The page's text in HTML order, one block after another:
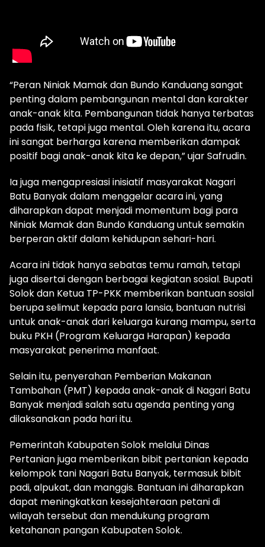
“Peran Niniak Mamak dan Bundo Kanduang sangat
penting dalam pembangunan mental dan karakter
anak-anak kita. Pembangunan tidak hanya terbatas
pada fisik, tetapi juga mental. Oleh karena itu, acara
ini sangat berharga karena memberikan dampak
positif bagi anak-anak kita ke depan,” ujar Safrudin.
Ia juga mengapresiasi inisiatif masyarakat Nagari
Batu Banyak dalam menggelar acara ini, yang
diharapkan dapat menjadi momentum bagi para
Niniak Mamak dan Bundo Kanduang untuk semakin
berperan aktif dalam kehidupan sehari-hari.
Acara ini tidak hanya sebatas temu ramah, tetapi
juga disertai dengan berbagai kegiatan sosial. Bupati
Solok dan Ketua TP-PKK memberikan bantuan sosial
berupa selimut kepada para lansia, bantuan nutrisi
untuk anak-anak dari keluarga kurang mampu, serta
buku PKH (Program Keluarga Harapan) kepada
masyarakat penerima manfaat.
Selain itu, penyerahan Pemberian Makanan
Tambahan (PMT) kepada anak-anak di Nagari Batu
Banyak menjadi salah satu agenda penting yang
dilaksanakan pada hari itu.
Pemerintah Kabupaten Solok melalui Dinas
Pertanian juga memberikan bibit pertanian kepada
kelompok tani Nagari Batu Banyak, termasuk bibit
padi, alpukat, dan manggis. Bantuan ini diharapkan
dapat meningkatkan kesejahteraan petani di
wilayah tersebut dan mendukung program
ketahanan pangan Kabupaten Solok.